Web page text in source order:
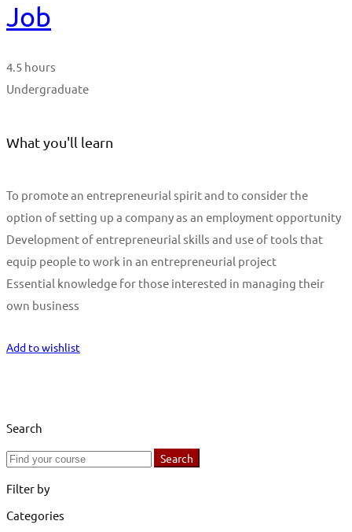
Job
4.5 hours
Undergraduate
What you'll learn
To promote an entrepreneurial spirit and to consider the
option of setting up a company as an employment opportunity
Development of entrepreneurial skills and use of tools that
equip people to work in an entrepreneurial project
Essential knowledge for those interested in managing their
own business
Add to wishlist
Search
Search
Search
Filter by
Categories